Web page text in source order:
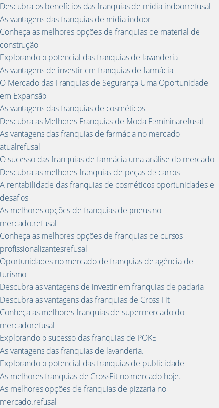
Descubra os benefícios das franquias de mídia indoorrefusal
As vantagens das franquias de mídia indoor
Conheça as melhores opções de franquias de material de
construção
Explorando o potencial das franquias de lavanderia
As vantagens de investir em franquias de farmácia
O Mercado das Franquias de Segurança Uma Oportunidade
em Expansão
As vantagens das franquias de cosméticos
Descubra as Melhores Franquias de Moda Femininarefusal
As vantagens das franquias de farmácia no mercado
atualrefusal
O sucesso das franquias de farmácia uma análise do mercado
Descubra as melhores franquias de peças de carros
A rentabilidade das franquias de cosméticos oportunidades e
desafios
As melhores opções de franquias de pneus no
mercado.refusal
Conheça as melhores opções de franquias de cursos
profissionalizantesrefusal
Oportunidades no mercado de franquias de agência de
turismo
Descubra as vantagens de investir em franquias de padaria
Descubra as vantagens das franquias de Cross Fit
Conheça as melhores franquias de supermercado do
mercadorefusal
Explorando o sucesso das franquias de POKE
As vantagens das franquias de lavanderia.
Explorando o potencial das franquias de publicidade
As melhores franquias de CrossFit no mercado hoje.
As melhores opções de franquias de pizzaria no
mercado.refusal